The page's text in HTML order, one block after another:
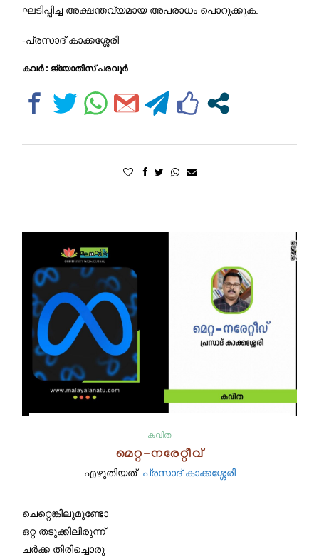
ഘടിപ്പിച്ച അക്ഷന്തവ്യമായ അപരാധം പൊറുക്കുക.
-പ്രസാദ് കാക്കശ്ശേരി
കവർ : ജ്യോതിസ് പരവൂർ
കവിത
മെറ്റ-നരേറ്റീവ്
എഴുതിയത്. പ്രസാദ് കാക്കശ്ശേരി
ചെറ്റെങ്കിലുമുണ്ടോ
ഒറ്റ തടുക്കിലിരുന്ന്
ചർക്ക തിരിച്ചൊരു